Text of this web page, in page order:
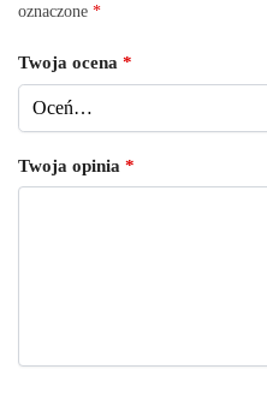
oznaczone *
Twoja ocena *
Twoja opinia *